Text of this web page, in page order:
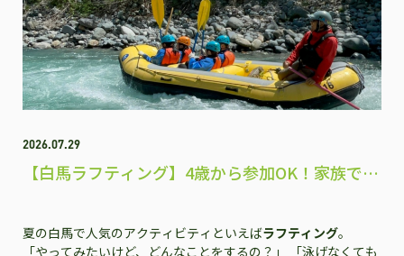
2026.07.29
【白馬ラフティング】4歳から参加OK！家族で楽
夏の白馬で人気のアクティビティといえばラフティング。
「やってみたいけど、どんなことをするの？」 「泳げなくても